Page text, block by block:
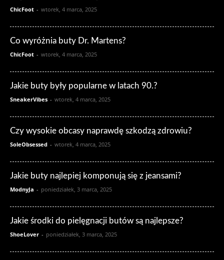
ChicFoot - wtorek, 4 marca, 2025
Co wyróżnia buty Dr. Martens?
ChicFoot - wtorek, 4 marca, 2025
Jakie buty były popularne w latach 90.?
SneakerVibes - wtorek, 4 marca, 2025
Czy wysokie obcasy naprawdę szkodzą zdrowiu?
SoleObsessed - wtorek, 4 marca, 2025
Jakie buty najlepiej komponują się z jeansami?
ModnyJa - poniedziałek, 3 marca, 2025
Jakie środki do pielęgnacji butów są najlepsze?
ShoeLover - poniedziałek, 3 marca, 2025